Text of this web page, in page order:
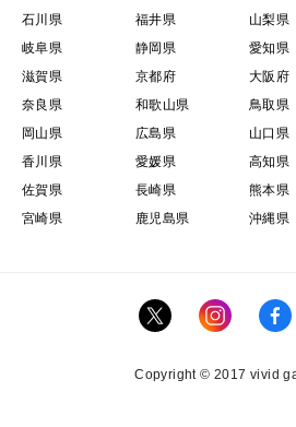
石川県
福井県 山梨県
岐阜県
静岡県 愛知県
滋賀県
京都府 大阪府
奈良県
和歌山県 鳥取県
岡山県
広島県 山口県
香川県
愛媛県 高知県
佐賀県
長崎県 熊本県
宮崎県
鹿児島県 沖縄県
Copyright © 2017 vivid